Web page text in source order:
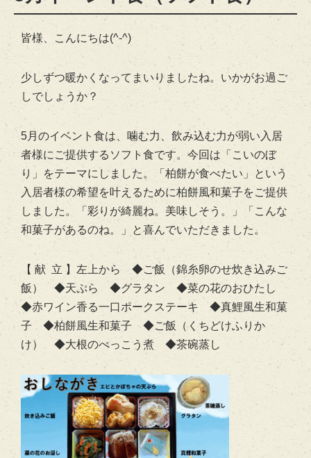
皆様、こんにちは(^-^)
少しずつ暖かくなってまいりましたね。いかがお過ご
しでしょうか？
5月のイベント食は、噛む力、飲み込む力が弱い入居
者様にご提供するソフト食です。今回は「こいのぼ
り」をテーマにしました。「柏餅が食べたい」という
入居者様の希望を叶えるために柏餅風和菓子をご提供
しました。「彩りが綺麗ね。美味しそう。」「こんな
和菓子があるのね。」と喜んでいただきました。
【 献 立 】左上から ◆ご飯（錦糸卵のせ炊き込みご
飯） ◆天ぷら ◆グラタン ◆菜の花のおひたし
◆赤ワイン香る一口ポークステーキ ◆真鯉風生和菓
子 ◆柏餅風生和菓子 ◆ご飯（くちどけふりか
け） ◆大根のべっこう煮 ◆茶碗蒸し